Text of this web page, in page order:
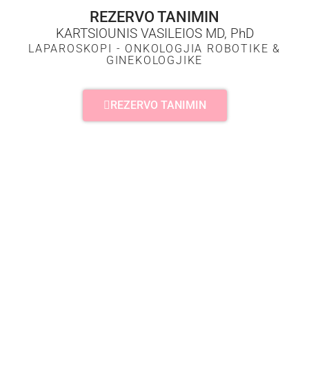
REZERVO TANIMIN
KARTSIOUNIS VASILEIOS MD, PhD
LAPAROSKOPI - ONKOLOGJIA ROBOTIKE &
GINEKOLOGJIKE
REZERVO TANIMIN